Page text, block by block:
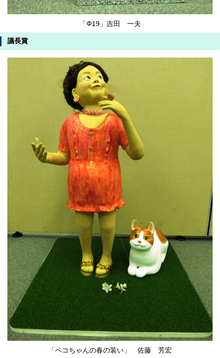
「Φ19」吉田 一夫
議長賞
「ペコちゃんの春の装い」 佐藤 芳宏